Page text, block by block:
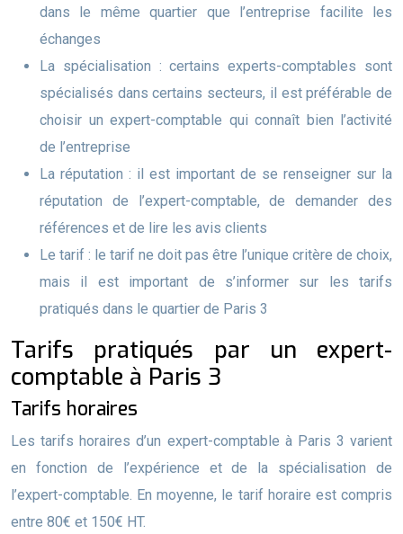
dans le même quartier que l’entreprise facilite les
échanges
La spécialisation : certains experts-comptables sont
spécialisés dans certains secteurs, il est préférable de
choisir un expert-comptable qui connaît bien l’activité
de l’entreprise
La réputation : il est important de se renseigner sur la
réputation de l’expert-comptable, de demander des
références et de lire les avis clients
Le tarif : le tarif ne doit pas être l’unique critère de choix,
mais il est important de s’informer sur les tarifs
pratiqués dans le quartier de Paris 3
Tarifs pratiqués par un expert-
comptable à Paris 3
Tarifs horaires
Les tarifs horaires d’un expert-comptable à Paris 3 varient
en fonction de l’expérience et de la spécialisation de
l’expert-comptable. En moyenne, le tarif horaire est compris
entre 80€ et 150€ HT.